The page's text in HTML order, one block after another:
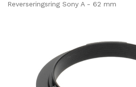
Reverseringsring Sony A - 62 mm